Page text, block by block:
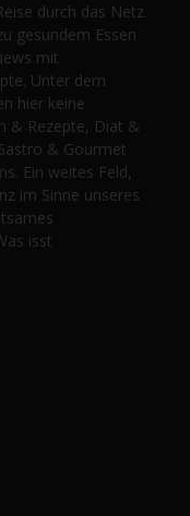
durch das Netz
gesundem Essen
mit
Unter dem
hier keine
& Rezepte, Diät &
& Gourmet
Ein weites Feld,
im Sinne unseres
isst